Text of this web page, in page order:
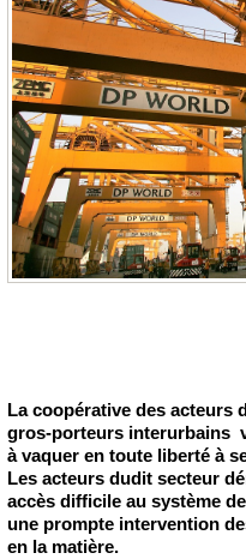
La coopérative des acteurs
gros-porteurs interurbains
à vaquer en toute liberté à
Les acteurs dudit secteur
accès difficile au système
une prompte intervention
en la matière.